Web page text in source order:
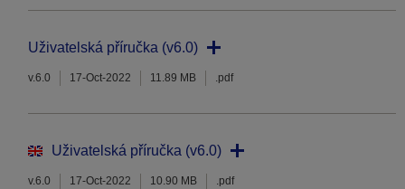
Uživatelská příručka (v6.0)
v.6.0 17-Oct-2022 11.89 MB .pdf
Uživatelská příručka (v6.0)
v.6.0 17-Oct-2022 10.90 MB .pdf